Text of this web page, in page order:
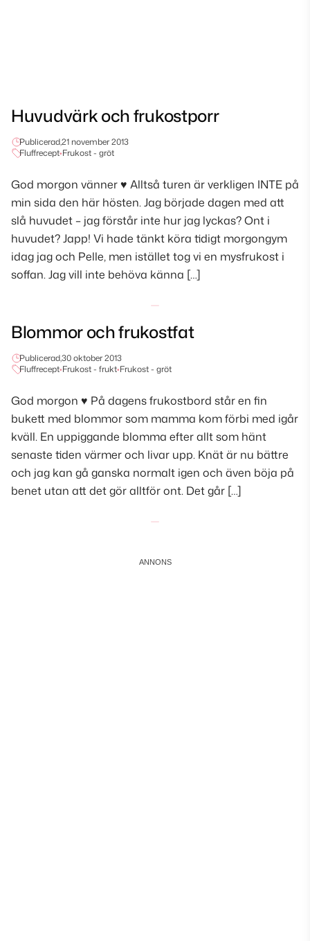
Huvudvärk och frukostporr
Publicerad,21 november 2013
Fluffrecept•Frukost - gröt
God morgon vänner ♥ Alltså turen är verkligen INTE på
min sida den här hösten. Jag började dagen med att
slå huvudet – jag förstår inte hur jag lyckas? Ont i
huvudet? Japp! Vi hade tänkt köra tidigt morgongym
idag jag och Pelle, men istället tog vi en mysfrukost i
soffan. Jag vill inte behöva känna […]
Blommor och frukostfat
Publicerad,30 oktober 2013
Fluffrecept•Frukost - frukt•Frukost - gröt
God morgon ♥ På dagens frukostbord står en fin
bukett med blommor som mamma kom förbi med igår
kväll. En uppiggande blomma efter allt som hänt
senaste tiden värmer och livar upp. Knät är nu bättre
och jag kan gå ganska normalt igen och även böja på
benet utan att det gör alltför ont. Det går […]